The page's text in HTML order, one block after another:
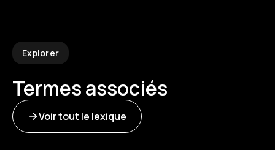
Explorer
Termes associés
Voir tout le lexique